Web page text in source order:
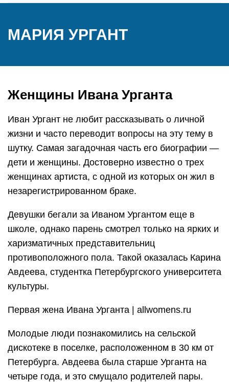
МАРИЯ УРГАНТ
Женщины Ивана Урганта
Иван Ургант не любит рассказывать о личной
жизни и часто переводит вопросы на эту тему в
шутку. Самая загадочная часть его биографии —
дети и женщины. Достоверно известно о трех
женщинах артиста, с одной из которых он жил в
незарегистрированном браке.
Девушки бегали за Иваном Ургантом еще в
школе, однако парень смотрел только на ярких и
харизматичных представительниц
противоположного пола. Такой оказалась Карина
Авдеева, студентка Петербургского университета
культуры.
Первая жена Ивана Урганта | allwomens.ru
Молодые люди познакомились на сельской
дискотеке в поселке, расположенном в 30 км от
Петербурга. Авдеева была старше Урганта на
четыре года, и это смущало родителей пары.